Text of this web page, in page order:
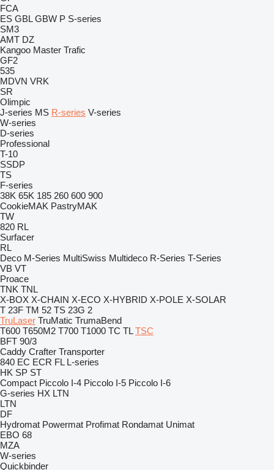
FCA
ES GBL GBW P S-series
SM3
AMT DZ
Kangoo Master Trafic
GF2
535
MDVN VRK
SR
Olimpic
J-series MS R-series V-series
W-series
D-series
Professional
T-10
SSDP
TS
F-series
38K 65K 185 260 600 900
CookieMAK PastryMAK
TW
820 RL
Surfacer
RL
Deco M-Series MultiSwiss Multideco R-Series T-Series
VB VT
Proace
TNK TNL
X-BOX X-CHAIN X-ECO X-HYBRID X-POLE X-SOLAR
T 23F TM 52 TS 23G 2
TruLaser TruMatic TrumaBend
T600 T650M2 T700 T1000 TC TL TSC
BFT 90/3
Caddy Crafter Transporter
840 EC ECR FL L-series
HK SP ST
Compact Piccolo I-4 Piccolo I-5 Piccolo I-6
G-series HX LTN
LTN
DF
Hydromat Powermat Profimat Rondamat Unimat
EBO 68
MZA
W-series
Quickbinder